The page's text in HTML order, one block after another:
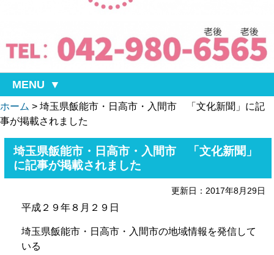
MENU
ホーム > 埼玉県飯能市・日高市・入間市 「文化新聞」に記
事が掲載されました
埼玉県飯能市・日高市・入間市 「文化新聞」
に記事が掲載されました
更新日：2017年8月29日
平成２９年８月２９日
埼玉県飯能市・日高市・入間市の地域情報を発信して
いる